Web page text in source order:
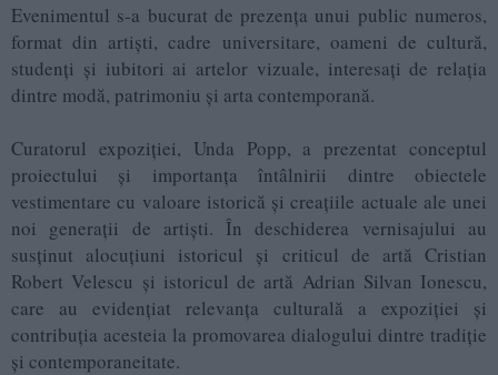
Evenimentul s-a bucurat de prezența unui public numeros,
format din artiști, cadre universitare, oameni de cultură,
studenți și iubitori ai artelor vizuale, interesați de relația
dintre modă, patrimoniu și arta contemporană.
Curatorul expoziției, Unda Popp, a prezentat conceptul
proiectului și importanța întâlnirii dintre obiectele
vestimentare cu valoare istorică și creațiile actuale ale unei
noi generații de artiști. În deschiderea vernisajului au
susținut alocuțiuni istoricul și criticul de artă Cristian
Robert Velescu și istoricul de artă Adrian Silvan Ionescu,
care au evidențiat relevanța culturală a expoziției și
contribuția acesteia la promovarea dialogului dintre tradiție
și contemporaneitate.